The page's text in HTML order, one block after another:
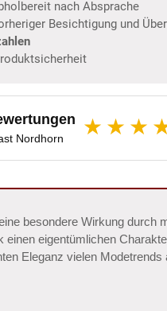
nach Absprache
Besichtigung und
Nordhorn
besondere Wirkung durch
eigentümlichen
Eleganz vielen Modetrends